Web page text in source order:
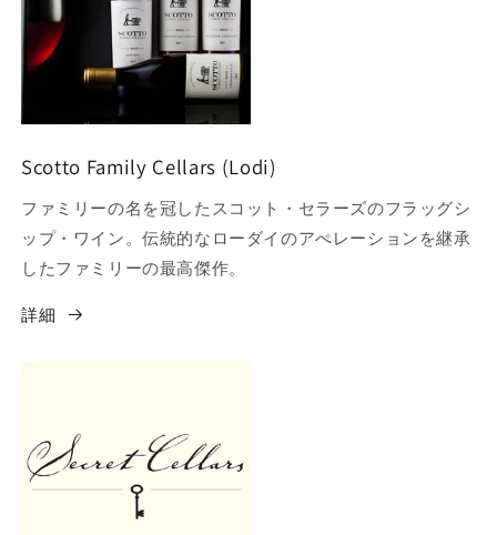
Scotto Family Cellars (Lodi)
ファミリーの名を冠したスコット・セラーズのフラッグシ
ップ・ワイン。伝統的なローダイのアぺレーションを継承
したファミリーの最高傑作。
詳細